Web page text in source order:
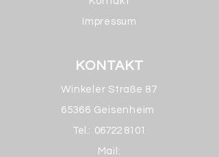
Impressum
KONTAKT
Winkeler Straße 87
65366 Geisenheim
Tel.: 06722 8101
Mail: